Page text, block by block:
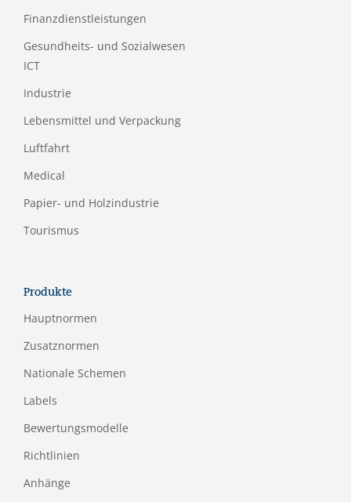
Finanzdienstleistungen
Gesundheits- und Sozialwesen
ICT
Industrie
Lebensmittel und Verpackung
Luftfahrt
Medical
Papier- und Holzindustrie
Tourismus
Produkte
Hauptnormen
Zusatznormen
Nationale Schemen
Labels
Bewertungsmodelle
Richtlinien
Anhänge